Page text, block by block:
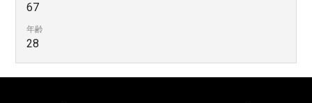
67
年齢
28